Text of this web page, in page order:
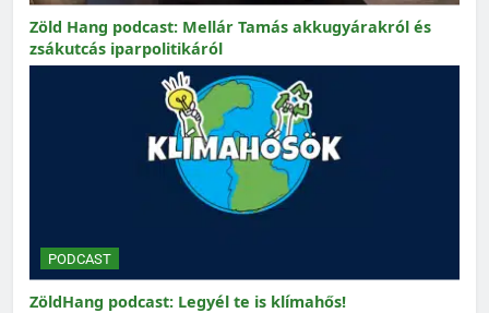
Zöld Hang podcast: Mellár Tamás akkugyárakról és
zsákutcás iparpolitikáról
PODCAST
ZöldHang podcast: Legyél te is klímahős!